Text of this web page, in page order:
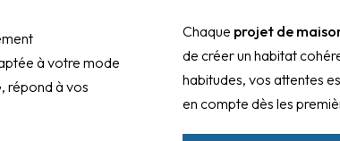
à votre mode
, répond à vos
Chaque projet de
de créer un habitat
habitudes, vos attentes
en compte dès les